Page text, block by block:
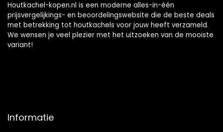
Houtkachel-kopen.nl is een moderne alles-in-één
prijsvergelijkings- en beoordelingswebsite die de beste deals
met betrekking tot houtkachels voor jouw heeft verzameld.
We wensen je veel plezier met het uitzoeken van de mooiste
variant!
Informatie